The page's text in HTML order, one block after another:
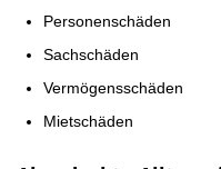
Personenschäden
Sachschäden
Vermögensschäden
Mietschäden